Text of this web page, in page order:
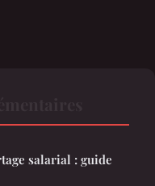
salarial : guide